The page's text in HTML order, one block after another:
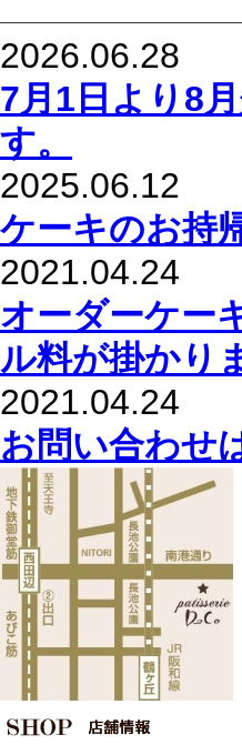
2026.06.28
7月1日より8
す。
2025.06.12
ケーキのお持
2021.04.24
オーダーケー
ル料が掛かり
2021.04.24
お問い合わせ